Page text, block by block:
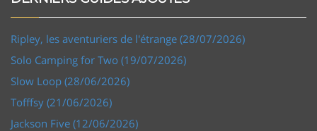
Ripley, les aventuriers de l'étrange (28/07/2026)
Solo Camping for Two (19/07/2026)
Slow Loop (28/06/2026)
Tofffsy (21/06/2026)
Jackson Five (12/06/2026)